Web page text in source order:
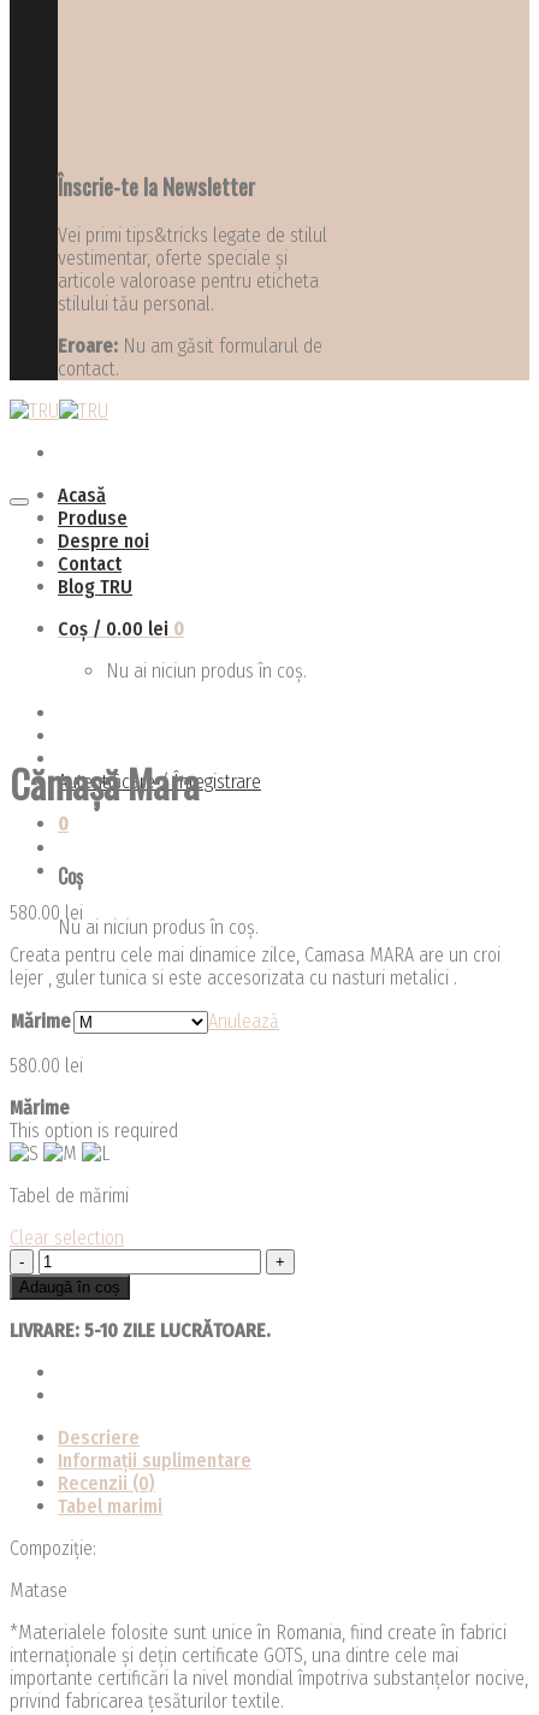
Înscrie-te la Newsletter
Vei primi tips&tricks legate de stilul
vestimentar, oferte speciale și
articole valoroase pentru eticheta
stilului tău personal.
Eroare: Nu am găsit formularul de
contact.
Acasă
Produse
Despre noi
Contact
Blog TRU
Coș / 0.00 lei 0
Nu ai niciun produs în coș.
Autentificare / Înregistrare
0
Coș
Nu ai niciun produs în coș.
Cămașă Mara
580.00 lei
Creata pentru cele mai dinamice zilce, Camasa MARA are un croi
lejer , guler tunica si este accesorizata cu nasturi metalici .
Mărime
Anulează
580.00 lei
Mărime
This option is required
Tabel de mărimi
Clear selection
Cantitate
Cămașă
Mara
Adaugă în coș
LIVRARE: 5-10 ZILE LUCRĂTOARE.
Descriere
Informații suplimentare
Recenzii (0)
Tabel marimi
Compoziție:
Matase
*Materialele folosite sunt unice în Romania, fiind create în fabrici
internaționale și dețin certificate GOTS, una dintre cele mai
importante certificări la nivel mondial împotriva substanțelor nocive,
privind fabricarea țesăturilor textile.